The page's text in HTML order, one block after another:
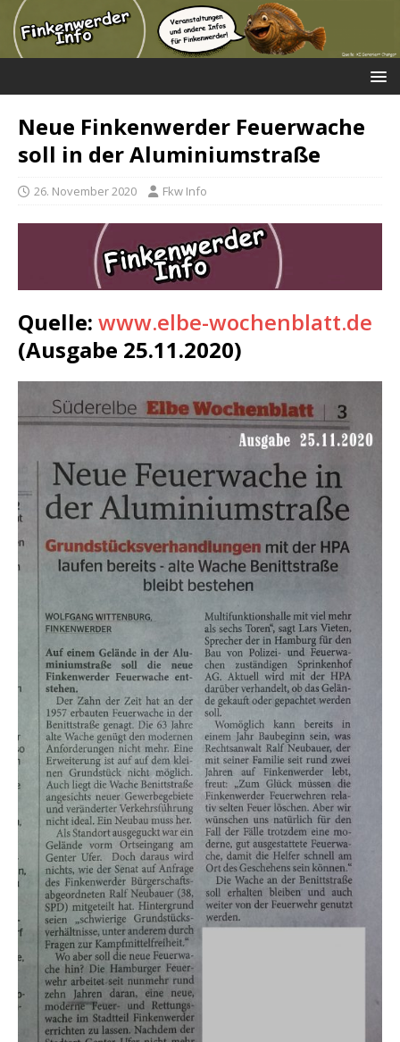
Neue Finkenwerder Feuerwache
soll in der Aluminiumstraße
26. November 2020 Fkw Info
Quelle: www.elbe-wochenblatt.de
(Ausgabe 25.11.2020)